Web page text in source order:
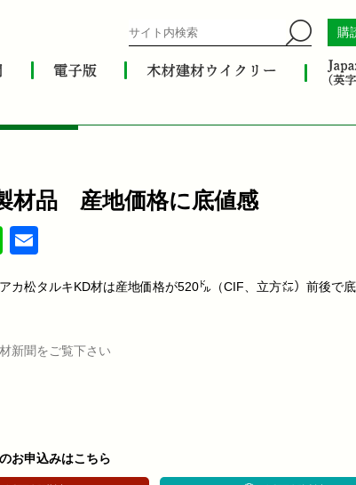
購
材品 産地価格に底値感
Line
カ松タルキKD材は産地価格が520㌦（CIF、立方㍍）前後で
新聞をご覧下さい
お申込みはこちら